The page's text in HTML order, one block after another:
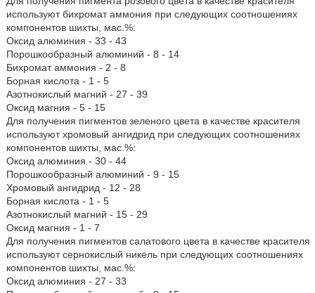
используют бихромат аммония при следующих соотношениях
компонентов шихты, мас.%:
Оксид алюминия - 33 - 43
Порошкообразный алюминий - 8 - 14
Бихромат аммония - 2 - 8
Борная кислота - 1 - 5
Азотнокислый магний - 27 - 39
Оксид магния - 5 - 15
Для получения пигментов зеленого цвета в качестве красителя
используют хромовый ангидрид при следующих соотношениях
компонентов шихты, мас.%:
Оксид алюминия - 30 - 44
Порошкообразный алюминий - 9 - 15
Хромовый ангидрид - 12 - 28
Борная кислота - 1 - 5
Азотнокислый магний - 15 - 29
Оксид магния - 1 - 7
Для получения пигментов салатового цвета в качестве красителя
используют сернокислый никель при следующих соотношениях
компонентов шихты, мас.%:
Оксид алюминия - 27 - 33